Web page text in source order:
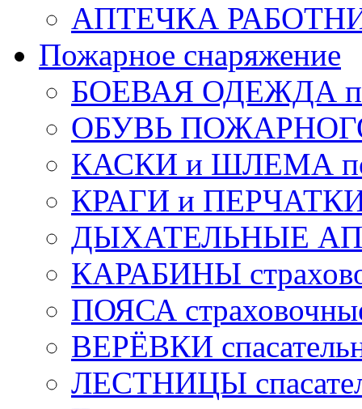
АПТЕЧКА
Пожарное снаряжение
БОЕВАЯ ОДЕЖДА
ОБУВЬ
КАСКИ и ШЛЕМА
КРАГИ и ПЕРЧАТКИ
ДЫХАТЕЛЬНЫЕ
КАРАБИНЫ
ПОЯСА
ВЕРЁВКИ
ЛЕСТНИЦЫ